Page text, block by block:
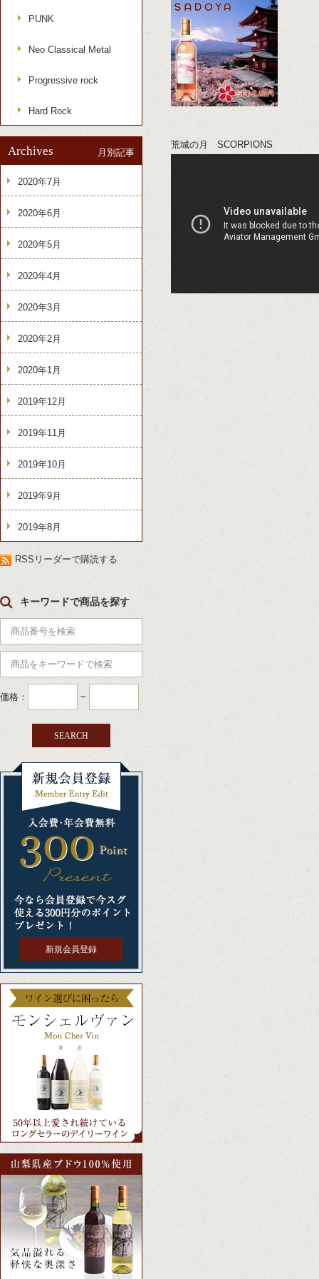
荒城の月 SCORPIONS
PUNK
Neo Classical Metal
Progressive rock
Hard Rock
Archives 月別記事
2020年7月
2020年6月
2020年5月
2020年4月
2020年3月
2020年2月
2020年1月
2019年12月
2019年11月
2019年10月
2019年9月
2019年8月
RSSリーダーで購読する
キーワードで商品を探す
価格： ~
新規会員登録